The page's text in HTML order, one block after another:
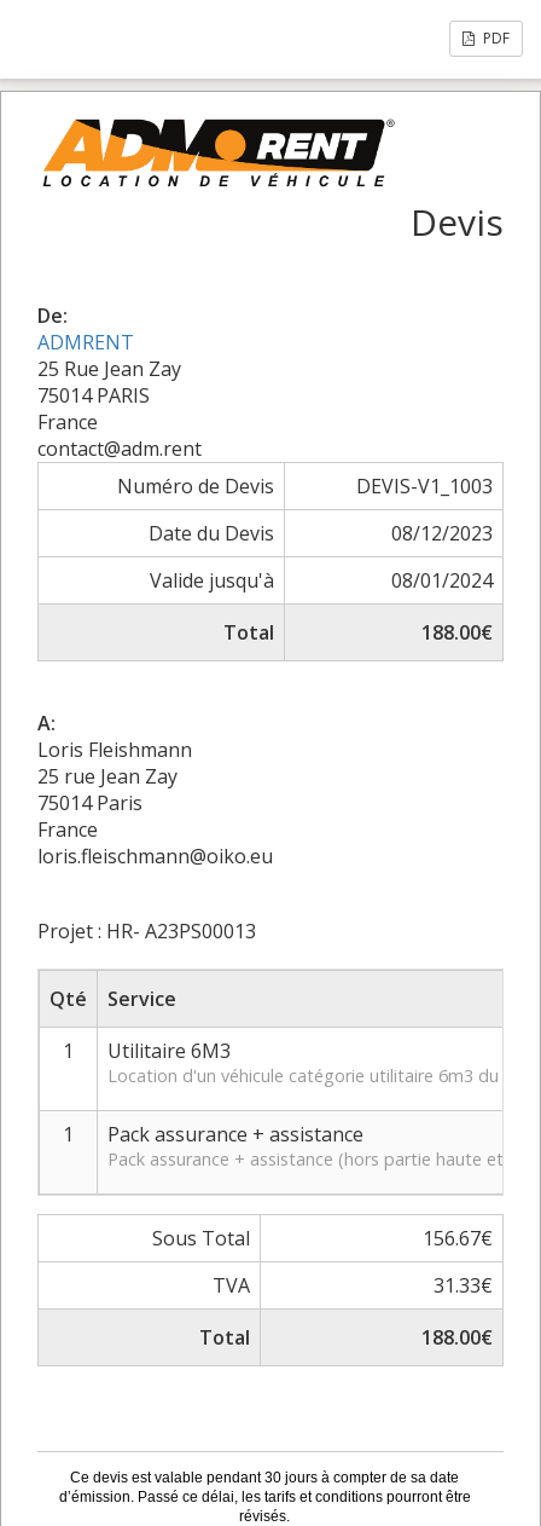
PDF
Devis
De:
ADMRENT
25 Rue Jean Zay
75014 PARIS
France
contact@adm.rent
Numéro de Devis
DEVIS-V1_1003
Date du Devis
08/12/2023
Valide jusqu'à
08/01/2024
Total
188.00€
A:
Loris Fleishmann
25 rue Jean Zay
75014 Paris
France
loris.fleischmann@oiko.eu
Projet : HR- A23PS00013
Qté
Service
1
Utilitaire 6M3
Location d'un véhicule catégorie utilitaire 6m3 du 11/
1 Pack assurance + assistance
Pack assurance + assistance (hors partie haute et
Sous Total
156.67€
TVA
31.33€
Total
188.00€
Ce devis est valable pendant 30 jours à compter de sa date
d’émission. Passé ce délai, les tarifs et conditions pourront être
révisés.